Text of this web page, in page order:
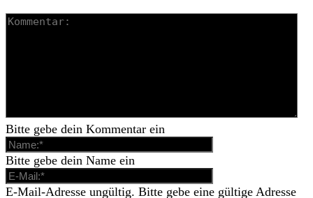
Bitte gebe dein Kommentar ein
Bitte gebe dein Name ein
E-Mail-Adresse ungültig. Bitte gebe eine gültige Adresse